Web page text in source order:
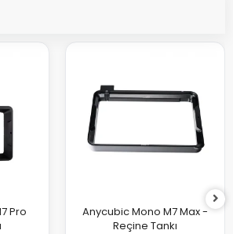
Pro
Anycubic Mono M7 Max -
Reçine Tankı